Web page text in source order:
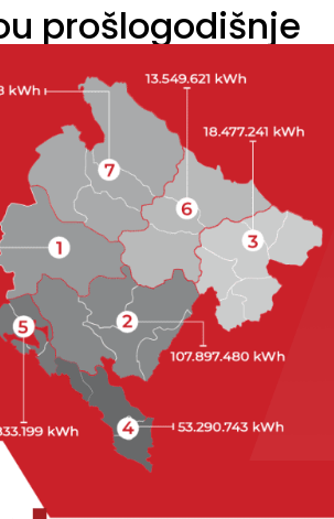
prošlogodišnje